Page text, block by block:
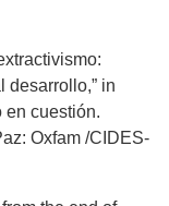
desarrollo,” in
en cuestión.
Oxfam /CIDES-